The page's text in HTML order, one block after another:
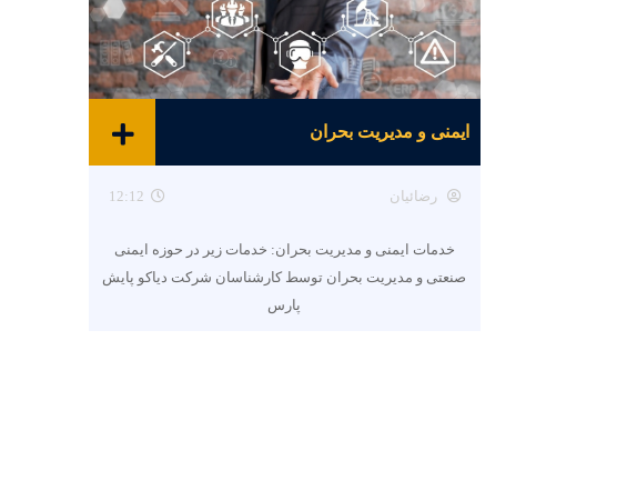
ایمنی و مدیریت بحران
رضائیان 12:12
خدمات ایمنی و مدیریت بحران: خدمات زیر در حوزه ایمنی
صنعتی و مدیریت بحران توسط کارشناسان شرکت دیاکو پایش
پارس